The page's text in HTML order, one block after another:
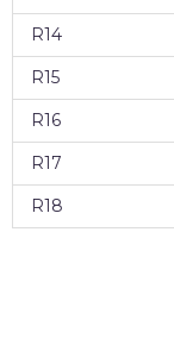
R14
R15
R16
R17
R18